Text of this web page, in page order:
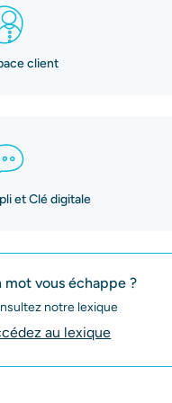
client
et Clé digitale
mot vous échappe ?
notre lexique
au lexique